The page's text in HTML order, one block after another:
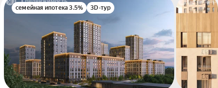
семейная ипотека 3.5% 3D-тур